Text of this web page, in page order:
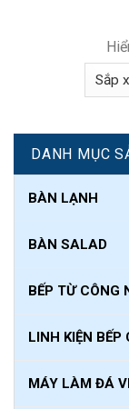
DANH MỤC
BÀN LẠNH
BÀN SALAD
BẾP TỪ CÔNG
LINH KIỆN BẾP
MÁY LÀM ĐÁ